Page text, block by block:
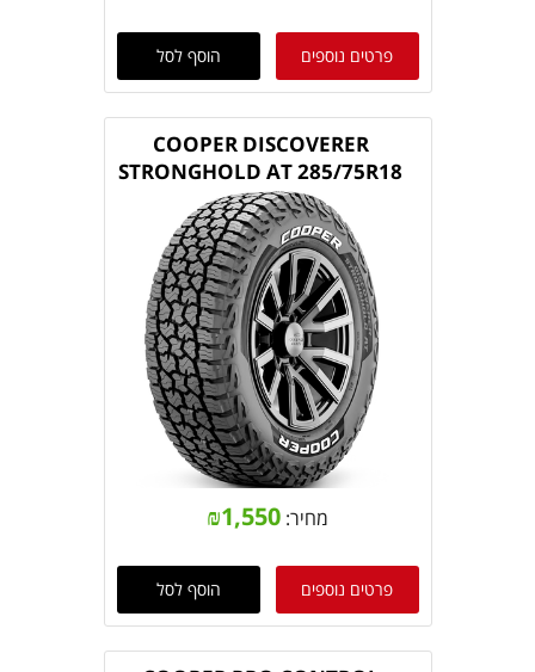
פרטים נוספים הוסף לסל
COOPER DISCOVERER
STRONGHOLD AT 285/75R18
129/126S
מחיר: ₪1,550
פרטים נוספים הוסף לסל